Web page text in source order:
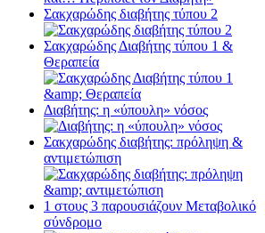
Σακχαρώδης διαβήτης τύπου 2
Σακχαρώδης Διαβήτης τύπου 1 &
Θεραπεία
Διαβήτης: η «ύπουλη» νόσος
Σακχαρώδης διαβήτης: πρόληψη &
αντιμετώπιση
1 στους 3 παρουσιάζουν Μεταβολικό
σύνδρομο